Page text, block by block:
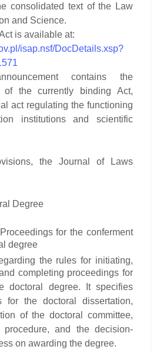
consolidated text of the Law
and Science.
is available at:
isap.nsf/DocDetails.xsp?
contains the
of the currently binding Act,
act regulating the functioning
institutions and scientific
the Journal of Laws
Degree
for the conferment
degree
the rules for initiating,
completing proceedings for
doctoral degree. It specifies
for the doctoral dissertation,
of the doctoral committee,
and the decision-
on awarding the degree.